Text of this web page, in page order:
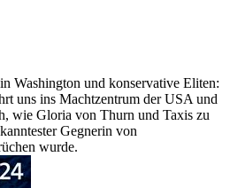
Washington und konservative Eliten:
uns ins Machtzentrum der USA und
wie Gloria von Thurn und Taxis zu
Gegnerin von
wurde.